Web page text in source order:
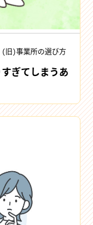
(旧)事業所の選び方
ぎてしまうあ